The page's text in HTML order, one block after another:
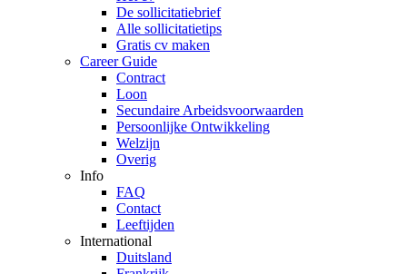
De sollicitatiebrief
Alle sollicitatietips
Gratis cv maken
Career Guide
Contract
Loon
Secundaire Arbeidsvoorwaarden
Persoonlijke Ontwikkeling
Welzijn
Overig
Info
FAQ
Contact
Leeftijden
International
Duitsland